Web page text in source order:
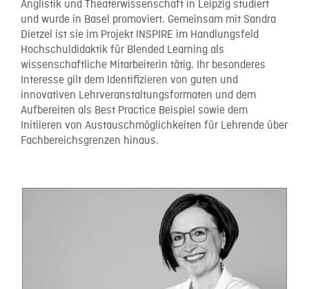
Anglistik und Theaterwissenschaft in Leipzig studiert
und wurde in Basel promoviert. Gemeinsam mit Sandra
Dietzel ist sie im Projekt INSPIRE im Handlungsfeld
Hochschuldidaktik für Blended Learning als
wissenschaftliche Mitarbeiterin tätig. Ihr besonderes
Interesse gilt dem Identifizieren von guten und
innovativen Lehrveranstaltungsformaten und dem
Aufbereiten als Best Practice Beispiel sowie dem
Initiieren von Austauschmöglichkeiten für Lehrende über
Fachbereichsgrenzen hinaus.